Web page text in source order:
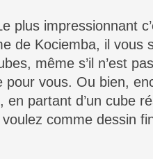
plus impressionnant
de Kociemba, il vous
même s’il n’est
pour vous. Ou bien,
partant d’un cube
voulez comme dessin